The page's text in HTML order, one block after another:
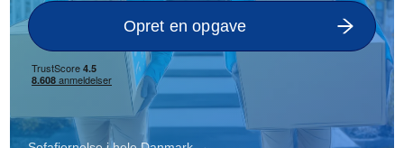
Opret en opgave